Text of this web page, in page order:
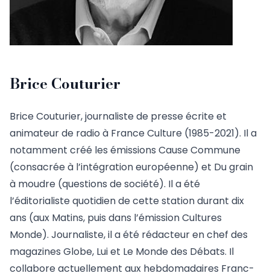
Brice Couturier
Brice Couturier, journaliste de presse écrite et
animateur de radio à France Culture (1985-2021). Il a
notamment créé les émissions Cause Commune
(consacrée à l’intégration européenne) et Du grain
à moudre (questions de société). Il a été
l’éditorialiste quotidien de cette station durant dix
ans (aux Matins, puis dans l’émission Cultures
Monde). Journaliste, il a été rédacteur en chef des
magazines Globe, Lui et Le Monde des Débats. Il
collabore actuellement aux hebdomadaires Franc-